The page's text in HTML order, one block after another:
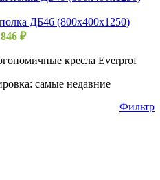
ДБ46 (800х400х1250)
₽
кресла Everprof
самые недавние
Фильтр